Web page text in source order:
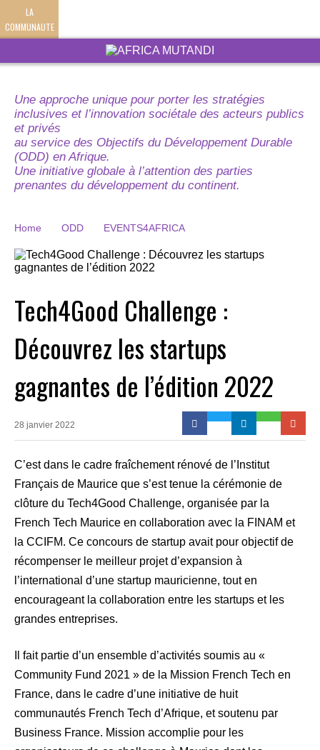
LA
COMMUNAUTE
Une approche unique pour porter les stratégies
inclusives et l’innovation sociétale des acteurs publics
et privés
au service des Objectifs du Développement Durable
(ODD) en Afrique.
Une initiative globale à l’attention des parties
prenantes du développement du continent.
Home ODD EVENTS4AFRICA
Tech4Good Challenge :
Découvrez les startups
gagnantes de l’édition 2022
28 janvier 2022
C’est dans le cadre fraîchement rénové de l’Institut
Français de Maurice que s’est tenue la cérémonie de
clôture du Tech4Good Challenge, organisée par la
French Tech Maurice en collaboration avec la FINAM et
la CCIFM. Ce concours de startup avait pour objectif de
récompenser le meilleur projet d’expansion à
l’international d’une startup mauricienne, tout en
encourageant la collaboration entre les startups et les
grandes entreprises.
Il fait partie d’un ensemble d’activités soumis au «
Community Fund 2021 » de la Mission French Tech en
France, dans le cadre d’une initiative de huit
communautés French Tech d’Afrique, et soutenu par
Business France. Mission accomplie pour les